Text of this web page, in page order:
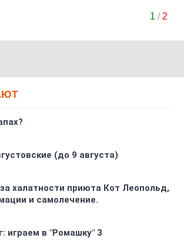
1 / 2
(до 9 августа)
халатности приюта Кот Леопольд,
и самолечение.
играем в "Ромашку" 3